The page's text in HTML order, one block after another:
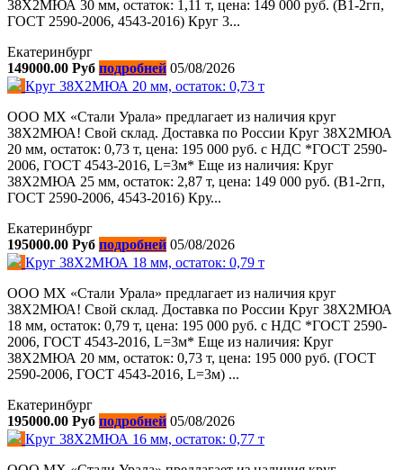
38Х2МЮА 30 мм, остаток: 1,11 т, цена: 149 000 руб. (В1-2гп,
ГОСТ 2590-2006, 4543-2016) Круг 3...
Екатеринбург
149000.00 Руб подробней 05/08/2026
Круг 38Х2МЮА 20 мм, остаток: 0,73 т
ООО МХ «Стали Урала» предлагает из наличия круг
38Х2МЮА! Свой склад. Доставка по России Круг 38Х2МЮА
20 мм, остаток: 0,73 т, цена: 195 000 руб. с НДС *ГОСТ 2590-
2006, ГОСТ 4543-2016, L=3м* Еще из наличия: Круг
38Х2МЮА 25 мм, остаток: 2,87 т, цена: 149 000 руб. (В1-2гп,
ГОСТ 2590-2006, 4543-2016) Кру...
Екатеринбург
195000.00 Руб подробней 05/08/2026
Круг 38Х2МЮА 18 мм, остаток: 0,79 т
ООО МХ «Стали Урала» предлагает из наличия круг
38Х2МЮА! Свой склад. Доставка по России Круг 38Х2МЮА
18 мм, остаток: 0,79 т, цена: 195 000 руб. с НДС *ГОСТ 2590-
2006, ГОСТ 4543-2016, L=3м* Еще из наличия: Круг
38Х2МЮА 20 мм, остаток: 0,73 т, цена: 195 000 руб. (ГОСТ
2590-2006, ГОСТ 4543-2016, L=3м) ...
Екатеринбург
195000.00 Руб подробней 05/08/2026
Круг 38Х2МЮА 16 мм, остаток: 0,77 т